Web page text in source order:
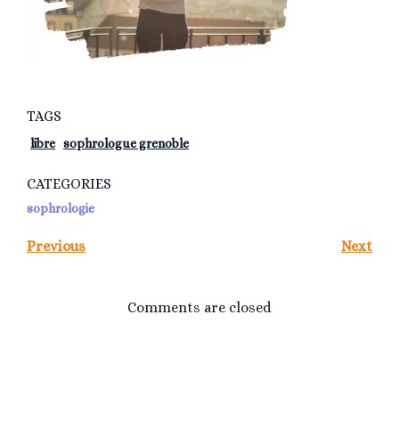
TAGS
libre sophrologue grenoble
CATEGORIES
sophrologie
Previous Next
Comments are closed